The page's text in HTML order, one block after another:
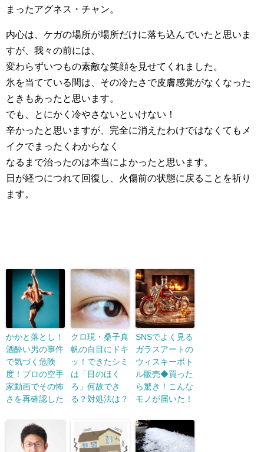
まったアグネス・チャン。
内心は、ケガの場所が場所だけに落ち込んでいたと思いま
すが、我々の前には、
変わらずいつもの素敵な笑顔を見せてくれました。
氷を当てている間は、その冷たさで皮膚感覚がなくなった
ときもあったと思います。
でも、とにかく冷やさないといけない！
辛かったと思いますが、完全に消えたわけではなくてもメ
イクでまったくわからなく
なるまで治ったのは本当によかったと思います。
日が経つにつれて回復し、火傷前の状態に戻ることを祈り
ます。
かかと落とし！
酒酔い男の事件
で気づく危険
度！プロの空手
家動画でその怖
さを再確認した
クロ現・桑子真
帆の白目にドキ
ッ！できたシミ
は「目のほく
ろ」何故でき
る？対処法は？
SNSでよく見る
ガラスアートの
ウィスキーボト
ル販売◆買った
ら驚き！こんな
モノが届いた！